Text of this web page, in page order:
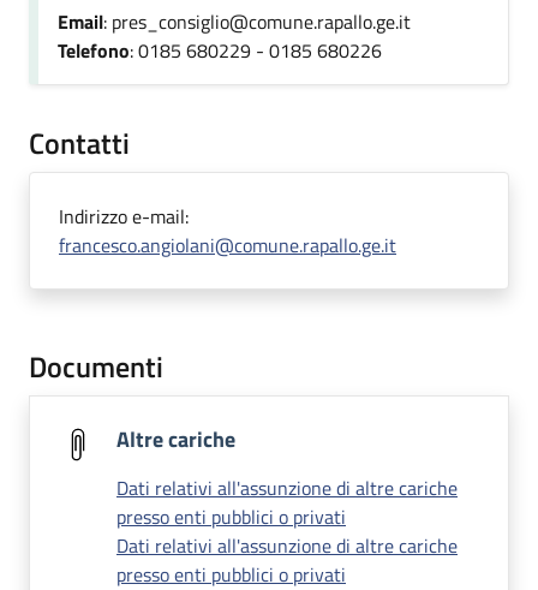
Email: pres_consiglio@comune.rapallo.ge.it
Telefono: 0185 680229 - 0185 680226
Contatti
Indirizzo e-mail:
francesco.angiolani@comune.rapallo.ge.it
Documenti
Altre cariche
Dati relativi all'assunzione di altre cariche
presso enti pubblici o privati
Dati relativi all'assunzione di altre cariche
presso enti pubblici o privati